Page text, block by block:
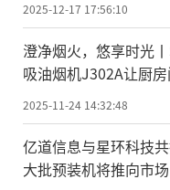
2025-12-17 17:56:10
澄净烟火，悠享时光
吸油烟机J302A让厨
绽放
2025-11-24 14:32:48
亿道信息与星环科技
大批预装机将推向市场